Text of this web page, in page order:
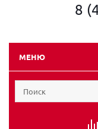
8
МЕНЮ